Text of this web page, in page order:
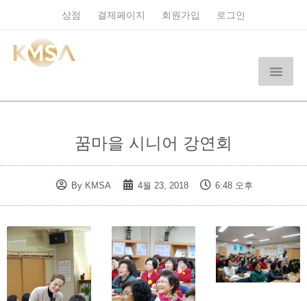
상점 결제페이지 회원가입 로그인
꿈마을 시니어 강연회
ByKMSA 4월 23, 2018 6:48 오후